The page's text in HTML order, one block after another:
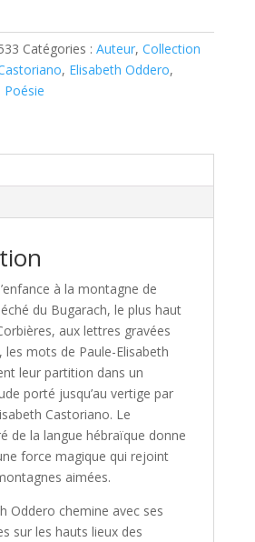
:
Catégories : Auteur, Collection
, Elisabeth Oddero,
Poésie
à la montagne de
du Bugarach, le plus haut
aux lettres gravées
les mots de Paule-Elisabeth
leur partition dans un
porté jusqu’au vertige par
Castoriano. Le
de la langue hébraïque donne
force magique qui rejoint
aimées.
Oddero chemine avec ses
sur les hauts lieux des